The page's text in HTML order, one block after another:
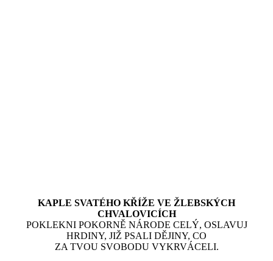
KAPLE SVATÉHO KŘÍŽE VE ŽLEBSKÝCH
CHVALOVICÍCH
POKLEKNI POKORNĚ NÁRODE CELÝ, OSLAVUJ
HRDINY, JIŽ PSALI DĚJINY, CO
ZA TVOU SVOBODU VYKRVÁCELI.